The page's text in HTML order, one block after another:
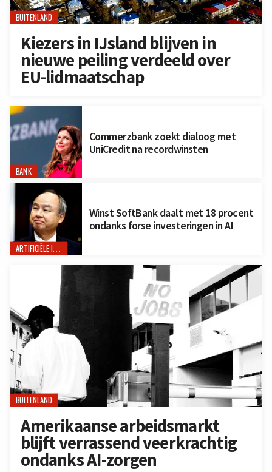
BUITENLAND
Kiezers in IJsland blijven in
nieuwe peiling verdeeld over
EU-lidmaatschap
BANK
Commerzbank zoekt dialoog met
UniCredit na recordwinsten
ARTIFICIËLE INTELLIGENTIE
Winst SoftBank daalt met 18 procent
ondanks forse investeringen in AI
BUITENLAND
Amerikaanse arbeidsmarkt
blijft verrassend veerkrachtig
ondanks AI-zorgen